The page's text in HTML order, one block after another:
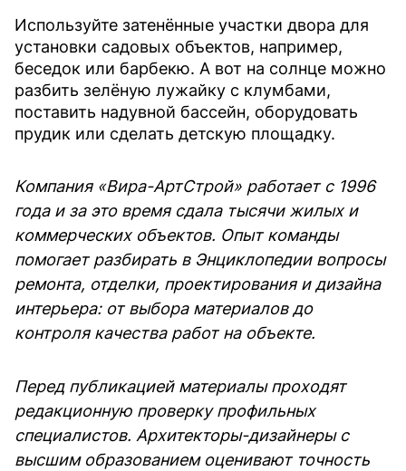
Используйте затенённые участки двора для
установки садовых объектов, например,
беседок или барбекю. А вот на солнце можно
разбить зелёную лужайку с клумбами,
поставить надувной бассейн, оборудовать
прудик или сделать детскую площадку.
Компания «Вира-АртСтрой» работает с 1996
года и за это время сдала тысячи жилых и
коммерческих объектов. Опыт команды
помогает разбирать в Энциклопедии вопросы
ремонта, отделки, проектирования и дизайна
интерьера: от выбора материалов до
контроля качества работ на объекте.
Перед публикацией материалы проходят
редакционную проверку профильных
специалистов. Архитекторы-дизайнеры с
высшим образованием оценивают точность